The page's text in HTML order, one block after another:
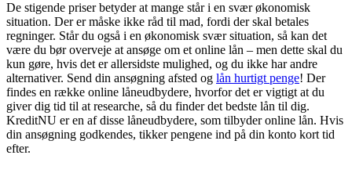
De stigende priser betyder at mange står i en svær økonomisk
situation. Der er måske ikke råd til mad, fordi der skal betales
regninger. Står du også i en økonomisk svær situation, så kan det
være du bør overveje at ansøge om et online lån – men dette skal du
kun gøre, hvis det er allersidste mulighed, og du ikke har andre
alternativer. Send din ansøgning afsted og lån hurtigt penge! Der
findes en række online låneudbydere, hvorfor det er vigtigt at du
giver dig tid til at researche, så du finder det bedste lån til dig.
KreditNU er en af disse låneudbydere, som tilbyder online lån. Hvis
din ansøgning godkendes, tikker pengene ind på din konto kort tid
efter.